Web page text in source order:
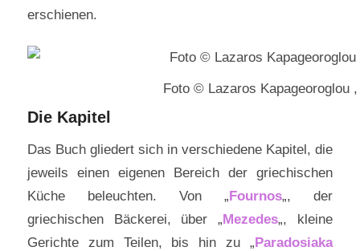
erschienen.
Foto © Lazaros Kapageoroglou
Die Kapitel
Das Buch gliedert sich in verschiedene Kapitel, die
jeweils einen eigenen Bereich der griechischen
Küche beleuchten. Von „Fournos„, der
griechischen Bäckerei, über „Mezedes„, kleine
Gerichte zum Teilen, bis hin zu „Paradosiaka